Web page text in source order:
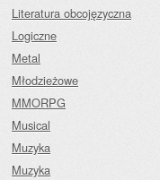
Literatura obcojęzyczna
Logiczne
Metal
Młodzieżowe
MMORPG
Musical
Muzyka
Muzyka